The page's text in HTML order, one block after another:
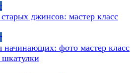
джинсов: мастер класс
начинающих: фото мастер класс